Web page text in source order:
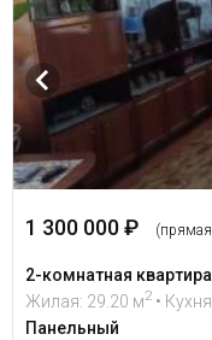
1 300 000 ₽
2-комнатная
Жилая: 29.20 м2 •
Панельный